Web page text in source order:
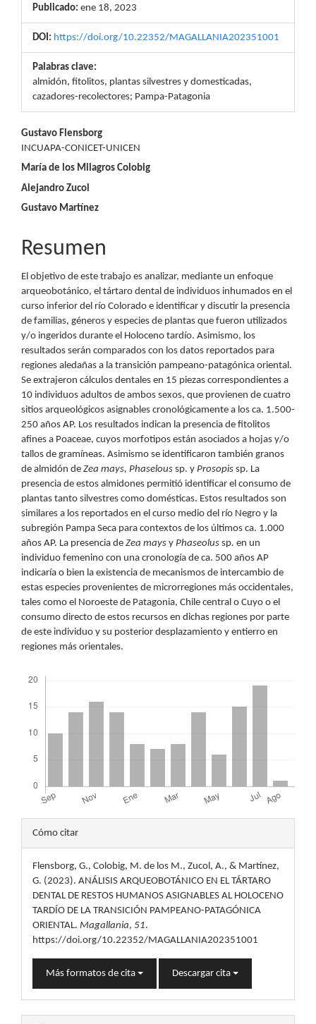
Publicado: ene 18, 2023
DOI: https://doi.org/10.22352/MAGALLANIA202351001
Palabras clave:
almidón, fitolitos, plantas silvestres y domesticadas,
cazadores-recolectores; Pampa-Patagonia
Contenido
principal
del
artículo
Gustavo Flensborg
INCUAPA-CONICET-UNICEN
María de los Milagros Colobig
Alejandro Zucol
Gustavo Martínez
Resumen
El objetivo de este trabajo es analizar, mediante un enfoque
arqueobotánico, el tártaro dental de individuos inhumados en el
curso inferior del río Colorado e identificar y discutir la presencia
de familias, géneros y especies de plantas que fueron utilizados
y/o ingeridos durante el Holoceno tardío. Asimismo, los
resultados serán comparados con los datos reportados para
regiones aledañas a la transición pampeano-patagónica oriental.
Se extrajeron cálculos dentales en 15 piezas correspondientes a
10 individuos adultos de ambos sexos, que provienen de cuatro
sitios arqueológicos asignables cronológicamente a los ca. 1.500-
250 años AP. Los resultados indican la presencia de fitolitos
afines a Poaceae, cuyos morfotipos están asociados a hojas y/o
tallos de gramíneas. Asimismo se identificaron también granos
de almidón de Zea mays, Phaselous sp. y Prosopis sp. La
presencia de estos almidones permitió identificar el consumo de
plantas tanto silvestres como domésticas. Estos resultados son
similares a los reportados en el curso medio del río Negro y la
subregión Pampa Seca para contextos de los últimos ca. 1.000
años AP. La presencia de Zea mays y Phaseolus sp. en un
individuo femenino con una cronología de ca. 500 años AP
indicaría o bien la existencia de mecanismos de intercambio de
estas especies provenientes de microrregiones más occidentales,
tales como el Noroeste de Patagonia, Chile central o Cuyo o el
consumo directo de estos recursos en dichas regiones por parte
de este individuo y su posterior desplazamiento y entierro en
regiones más orientales.
Detalles
del
artículo
Cómo citar
Flensborg, G., Colobig, M. de los M., Zucol, A., & Martínez,
G. (2023). ANÁLISIS ARQUEOBOTÁNICO EN EL TÁRTARO
DENTAL DE RESTOS HUMANOS ASIGNABLES AL HOLOCENO
TARDÍO DE LA TRANSICIÓN PAMPEANO-PATAGÓNICA
ORIENTAL. Magallania, 51.
https://doi.org/10.22352/MAGALLANIA202351001
Más formatos de cita Descargar cita